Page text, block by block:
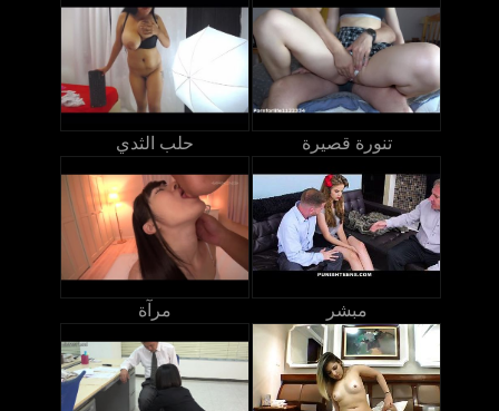
حلب الثدي تنورة قصيرة
مرآة مبشر